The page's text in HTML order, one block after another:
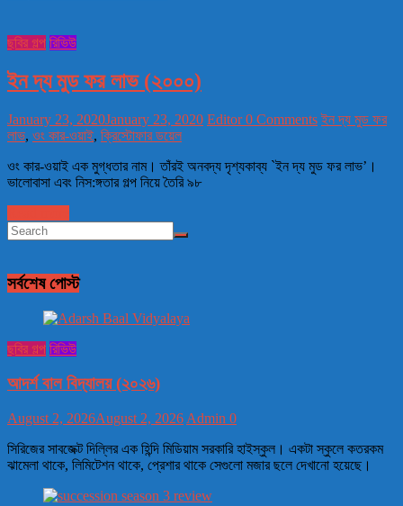
ছবির গল্প রিভিউ
ইন দ্য মুড ফর লাভ (২০০০)
January 23, 2020January 23, 2020 Editor0 Comments ইন দ্য মুড ফর
লাভ, ওং কার-ওয়াই, ক্রিস্টোফার ডয়েল
ওং কার-ওয়াই এক মুগ্ধতার নাম। তাঁরই অনবদ্য দৃশ্যকাব্য `ইন দ্য মুড ফর লাভ’।
ভালোবাসা এবং নিস:ঙ্গতার গল্প নিয়ে তৈরি ৯৮
সর্বশেষ পোস্ট
ছবির গল্প রিভিউ
আদর্শ বাল বিদ্যালয় (২০২৬)
August 2, 2026August 2, 2026 Admin 0
সিরিজের সাবজেক্ট দিল্লির এক হিন্দি মিডিয়াম সরকারি হাইস্কুল। একটা স্কুলে কতরকম
ঝামেলা থাকে, লিমিটেশন থাকে, প্রেশার থাকে সেগুলো মজার ছলে দেখানো হয়েছে।